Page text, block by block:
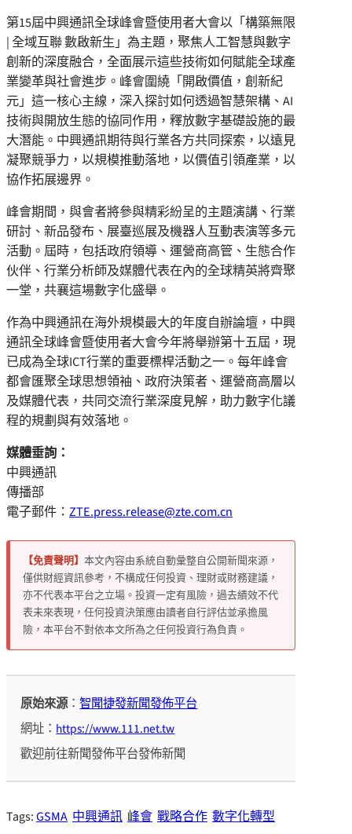
第15屆中興通訊全球峰會暨使用者大會以「構築無限
| 全域互聯 數啟新生」為主題，聚焦人工智慧與數字
創新的深度融合，全面展示這些技術如何賦能全球產
業變革與社會進步。峰會圍繞「開啟價值，創新紀
元」這一核心主線，深入探討如何透過智慧架構、AI
技術與開放生態的協同作用，釋放數字基礎設施的最
大潛能。中興通訊期待與行業各方共同探索，以遠見
凝聚競爭力，以規模推動落地，以價值引領產業，以
協作拓展邊界。
峰會期間，與會者將參與精彩紛呈的主題演講、行業
研討、新品發布、展臺巡展及機器人互動表演等多元
活動。屆時，包括政府領導、運營商高管、生態合作
伙伴、行業分析師及媒體代表在內的全球精英將齊聚
一堂，共襄這場數字化盛舉。
作為中興通訊在海外規模最大的年度自辦論壇，中興
通訊全球峰會暨使用者大會今年將舉辦第十五屆，現
已成為全球ICT行業的重要標桿活動之一。每年峰會
都會匯聚全球思想領袖、政府決策者、運營商高層以
及媒體代表，共同交流行業深度見解，助力數字化議
程的規劃與有效落地。
媒體垂詢：
中興通訊
傳播部
電子郵件： ZTE.press.release@zte.com.cn
【免責聲明】 本文內容由系統自動彙整自公開新聞來源，
僅供財經資訊參考，不構成任何投資、理財或財務建議，
亦不代表本平台之立場。投資一定有風險，過去績效不代
表未來表現，任何投資決策應由讀者自行評估並承擔風
險，本平台不對依本文所為之任何投資行為負責。
原始來源：智聞捷發新聞發佈平台
網址： https://www.111.net.tw
歡迎前往新聞發佈平台發佈新聞
Tags:GSMA 中興通訊 峰會 戰略合作 數字化轉型